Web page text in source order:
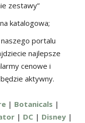
zestawy”
katalogowa;
portalu
najlepsze
cenowe i
aktywny.
| Botanicals |
| DC | Disney |